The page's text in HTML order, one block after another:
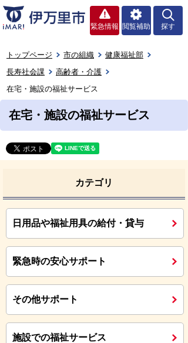
緊急情報 閲覧補助 探す
トップページ 市の組織
健康福祉部
長寿社会課
高齢者・介護
在宅・施設の福祉サービス
在宅・施設の福祉サービス
カテゴリ
日用品や福祉用具の給付・貸与
緊急時の安心サポート
その他サポート
施設での福祉サービス